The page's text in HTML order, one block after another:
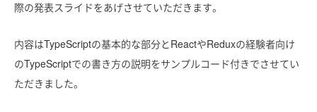
際の発表スライドをあげさせていただきます。
内容はTypeScriptの基本的な部分とReactやReduxの経験者向け
のTypeScriptでの書き方の説明をサンプルコード付きでさせてい
ただきました。